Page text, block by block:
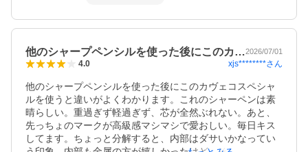
他のシャープペンシルを使った後にこのカ…2026/07/01
4.0 xjs********さん
他のシャープペンシルを使った後にこのカヴェコスペシャ
ルを使うと違いがよくわかります。これのシャーペンは素
晴らしい。重過ぎず軽過ぎず、芯が全然ぶれない。あと、
先っちょのマークが高級感マシマシで愛おしい。毎日キス
してます。ちょっと分解すると、内部はダサいかなってい